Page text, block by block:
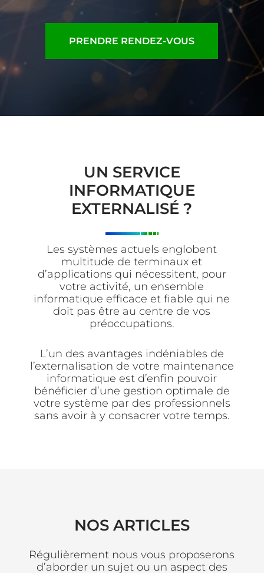
PRENDRE RENDEZ-VOUS
UN SERVICE
INFORMATIQUE
EXTERNALISÉ ?
Les systèmes actuels englobent
multitude de terminaux et
d’applications qui nécessitent, pour
votre activité, un ensemble
informatique efficace et fiable qui ne
doit pas être au centre de vos
préoccupations.
L’un des avantages indéniables de
l’externalisation de votre maintenance
informatique est d’enfin pouvoir
bénéficier d’une gestion optimale de
votre système par des professionnels
sans avoir à y consacrer votre temps.
NOS ARTICLES
Régulièrement nous vous proposerons
d’aborder un sujet ou un aspect des